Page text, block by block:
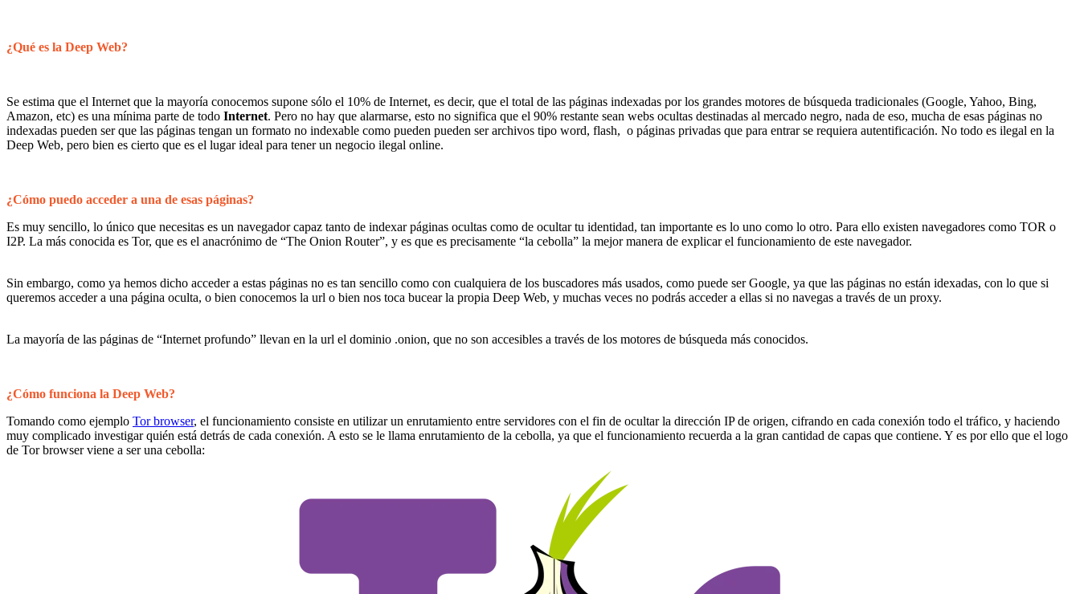
¿Qué es la Deep Web?
Se estima que el Internet que la mayoría conocemos supone sólo el 10% de Internet, es decir, que el total de las páginas indexadas por los grandes motores de búsqueda tradicionales (Google, Yahoo, Bing,
Amazon, etc) es una mínima parte de todo Internet. Pero no hay que alarmarse, esto no significa que el 90% restante sean webs ocultas destinadas al mercado negro, nada de eso, mucha de esas páginas no
indexadas pueden ser que las páginas tengan un formato no indexable como pueden pueden ser archivos tipo word, flash, o páginas privadas que para entrar se requiera autentificación. No todo es ilegal en la
Deep Web, pero bien es cierto que es el lugar ideal para tener un negocio ilegal online.
¿Cómo puedo acceder a una de esas páginas?
Es muy sencillo, lo único que necesitas es un navegador capaz tanto de indexar páginas ocultas como de ocultar tu identidad, tan importante es lo uno como lo otro. Para ello existen navegadores como TOR o
I2P. La más conocida es Tor, que es el anacrónimo de “The Onion Router”, y es que es precisamente “la cebolla” la mejor manera de explicar el funcionamiento de este navegador.
Sin embargo, como ya hemos dicho acceder a estas páginas no es tan sencillo como con cualquiera de los buscadores más usados, como puede ser Google, ya que las páginas no están idexadas, con lo que si
queremos acceder a una página oculta, o bien conocemos la url o bien nos toca bucear la propia Deep Web, y muchas veces no podrás acceder a ellas si no navegas a través de un proxy.
La mayoría de las páginas de “Internet profundo” llevan en la url el dominio .onion, que no son accesibles a través de los motores de búsqueda más conocidos.
¿Cómo funciona la Deep Web?
Tomando como ejemplo Tor browser, el funcionamiento consiste en utilizar un enrutamiento entre servidores con el fin de ocultar la dirección IP de origen, cifrando en cada conexión todo el tráfico, y haciendo
muy complicado investigar quién está detrás de cada conexión. A esto se le llama enrutamiento de la cebolla, ya que el funcionamiento recuerda a la gran cantidad de capas que contiene. Y es por ello que el logo
de Tor browser viene a ser una cebolla: